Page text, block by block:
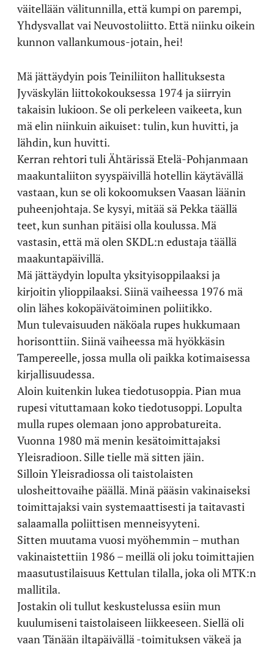
väitellään välitunnilla, että kumpi on parempi,
Yhdysvallat vai Neuvostoliitto. Että niinku oikein
kunnon vallankumous-jotain, hei!
Mä jättäydyin pois Teiniliiton hallituksesta
Jyväskylän liittokokouksessa 1974 ja siirryin
takaisin lukioon. Se oli perkeleen vaikeeta, kun
mä elin niinkuin aikuiset: tulin, kun huvitti, ja
lähdin, kun huvitti.
Kerran rehtori tuli Ähtärissä Etelä-Pohjanmaan
maakuntaliiton syyspäivillä hotellin käytävällä
vastaan, kun se oli kokoomuksen Vaasan läänin
puheenjohtaja. Se kysyi, mitää sä Pekka täällä
teet, kun sunhan pitäisi olla koulussa. Mä
vastasin, että mä olen SKDL:n edustaja täällä
maakuntapäivillä.
Mä jättäydyin lopulta yksityisoppilaaksi ja
kirjoitin ylioppilaaksi. Siinä vaiheessa 1976 mä
olin lähes kokopäivätoiminen poliitikko.
Mun tulevaisuuden näköala rupes hukkumaan
horisonttiin. Siinä vaiheessa mä hyökkäsin
Tampereelle, jossa mulla oli paikka kotimaisessa
kirjallisuudessa.
Aloin kuitenkin lukea tiedotusoppia. Pian mua
rupesi vituttamaan koko tiedotusoppi. Lopulta
mulla rupes olemaan jono approbatureita.
Vuonna 1980 mä menin kesätoimittajaksi
Yleisradioon. Sille tielle mä sitten jäin.
Silloin Yleisradiossa oli taistolaisten
ulosheittovaihe päällä. Minä pääsin vakinaiseksi
toimittajaksi vain systemaattisesti ja taitavasti
salaamalla poliittisen menneisyyteni.
Sitten muutama vuosi myöhemmin – muthan
vakinaistettiin 1986 – meillä oli joku toimittajien
maasutustilaisuus Kettulan tilalla, joka oli MTK:n
mallitila.
Jostakin oli tullut keskustelussa esiin mun
kuulumiseni taistolaiseen liikkeeseen. Siellä oli
vaan Tänään iltapäivällä -toimituksen väkeä ja